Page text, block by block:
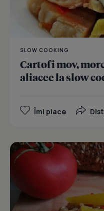
SLOW COOKING
Cartofi mov,
aliacee la slow
Îmi place